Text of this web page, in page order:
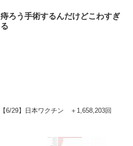
痔ろう手術するんだけどこわすぎ
る
【6/29】日本ワクチン ＋1,658,203回